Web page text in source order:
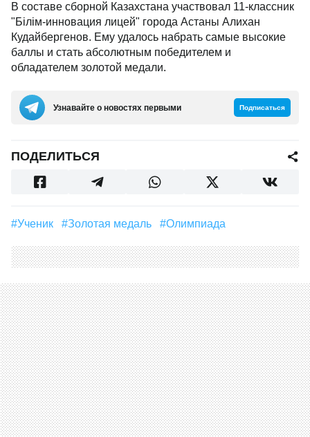
В составе сборной Казахстана участвовал 11-классник
"Білім-инновация лицей" города Астаны Алихан
Кудайбергенов. Ему удалось набрать самые высокие
баллы и стать абсолютным победителем и
обладателем золотой медали.
Узнавайте о новостях первыми Подписаться
ПОДЕЛИТЬСЯ
#Ученик #Золотая медаль #Олимпиада